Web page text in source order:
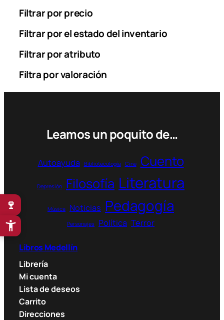
Filtrar por precio
Filtrar por el estado del inventario
Filtrar por atributo
Filtra por valoración
Leamos un poquito de…
Autoayuda Bibliotecología Cine Cuento
Depresión Filosofía Literatura
Música Noticias Pedagogía
Personajes Política Terror
Libros Medellín
Librería
Mi cuenta
Lista de deseos
Carrito
Direcciones
🍷